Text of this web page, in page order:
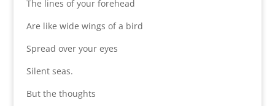
The lines of your forehead
Are like wide wings of a bird
Spread over your eyes
Silent seas.
But the thoughts